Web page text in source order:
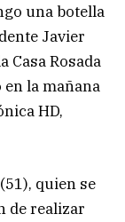
una botella
Javier
Casa Rosada
la mañana
HD,
quien se
de realizar